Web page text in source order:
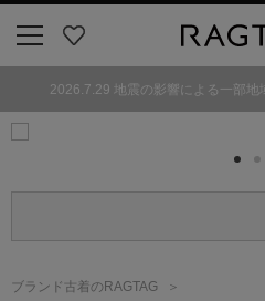
ボ
気
2026.7.29 地震の影響による一部地
ブランド古着のRAGTAG